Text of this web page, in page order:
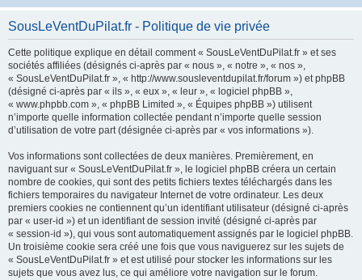
SousLeVentDuPilat.fr - Politique de vie privée
Cette politique explique en détail comment « SousLeVentDuPilat.fr » et ses
sociétés affiliées (désignés ci-après par « nous », « notre », « nos »,
« SousLeVentDuPilat.fr », « http://www.sousleventdupilat.fr/forum ») et phpBB
(désigné ci-après par « ils », « eux », « leur », « logiciel phpBB »,
« www.phpbb.com », « phpBB Limited », « Équipes phpBB ») utilisent
n’importe quelle information collectée pendant n’importe quelle session
d’utilisation de votre part (désignée ci-après par « vos informations »).
Vos informations sont collectées de deux manières. Premièrement, en
naviguant sur « SousLeVentDuPilat.fr », le logiciel phpBB créera un certain
nombre de cookies, qui sont des petits fichiers textes téléchargés dans les
fichiers temporaires du navigateur Internet de votre ordinateur. Les deux
premiers cookies ne contiennent qu’un identifiant utilisateur (désigné ci-après
par « user-id ») et un identifiant de session invité (désigné ci-après par
« session-id »), qui vous sont automatiquement assignés par le logiciel phpBB.
Un troisième cookie sera créé une fois que vous naviguerez sur les sujets de
« SousLeVentDuPilat.fr » et est utilisé pour stocker les informations sur les
sujets que vous avez lus, ce qui améliore votre navigation sur le forum.